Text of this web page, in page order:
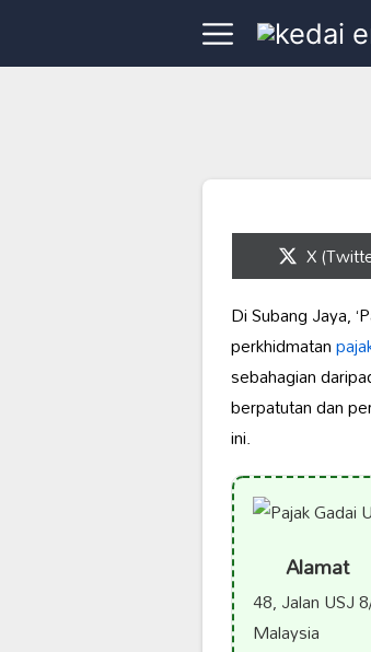
Share
on
X
Di Subang Jaya,
perkhidmatan
sebahagian
berpatutan dan
ini.
Alamat
48, Jalan USJ
Malaysia